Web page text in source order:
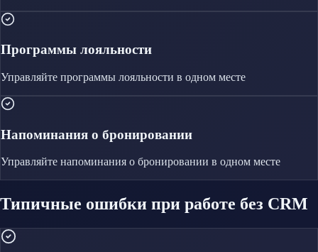
Программы лояльности
Управляйте программы лояльности в одном месте
Напоминания о бронировании
Управляйте напоминания о бронировании в одном месте
Типичные ошибки при работе без CRM